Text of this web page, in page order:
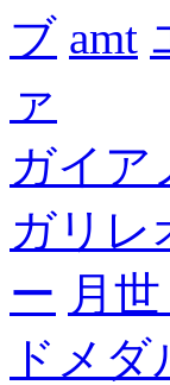
ブ amt
ァ
ガイア
ガリレ
ー 月
ドメ